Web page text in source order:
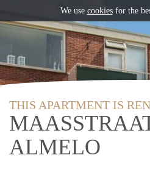
THIS APARTMENT IS
ALMELO
We use cookiesfor the